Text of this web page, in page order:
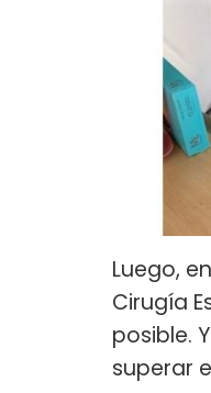
Luego,
Cirugía
posible.
superar